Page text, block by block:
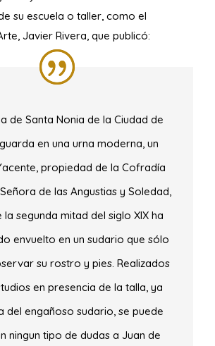
su escuela o taller, como el
Javier Rivera, que publicó:
de Santa Nonia de la Ciudad de
en una urna moderna, un
propiedad de la Cofradía
de las Angustias y Soledad,
la segunda mitad del siglo XIX ha
envuelto en un sudario que sólo
su rostro y pies. Realizados
en presencia de la talla, ya
del engañoso sudario, se puede
ningun tipo de dudas a Juan de